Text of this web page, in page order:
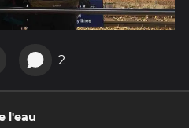
2
l'eau